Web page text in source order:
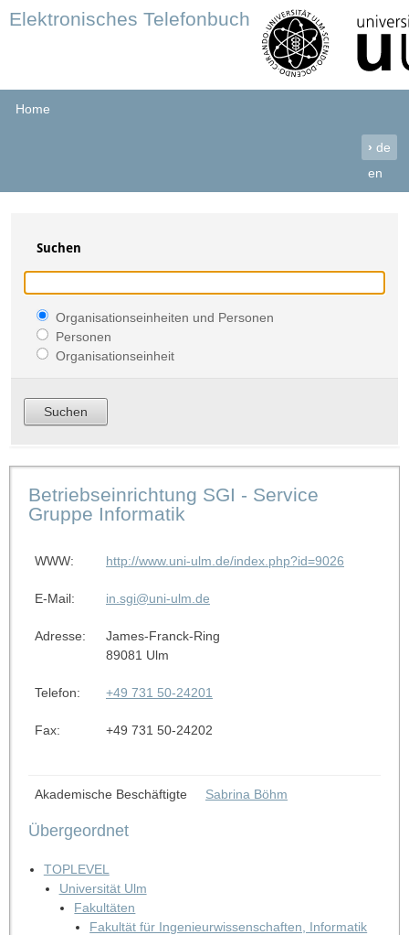
Elektronisches Telefonbuch
Home
› de
en
Suchen
Organisationseinheiten und Personen
Personen
Organisationseinheit
Betriebseinrichtung SGI - Service
Gruppe Informatik
WWW: http://www.uni-ulm.de/index.php?id=9026
E-Mail: in.sgi@uni-ulm.de
Adresse:
James-Franck-Ring
89081 Ulm
Telefon: +49 731 50-24201
Fax: +49 731 50-24202
Akademische Beschäftigte Sabrina Böhm
Übergeordnet
TOPLEVEL
Universität Ulm
Fakultäten
Fakultät für Ingenieurwissenschaften, Informatik